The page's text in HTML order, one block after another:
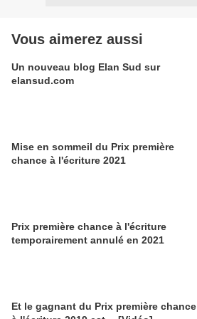
Vous aimerez aussi
Un nouveau blog Elan Sud sur
elansud.com
Mise en sommeil du Prix première
chance à l'écriture 2021
Prix première chance à l'écriture
temporairement annulé en 2021
Et le gagnant du Prix première chance